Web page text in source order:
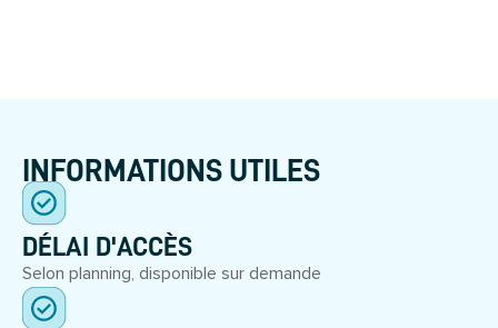
INFORMATIONS UTILES
DÉLAI D'ACCÈS
Selon planning, disponible sur demande